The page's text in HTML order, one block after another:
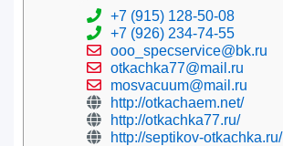
+7 (915) 128-50-08
+7 (926) 234-74-55
ooo_specservice@bk.ru
otkachka77@mail.ru
mosvacuum@mail.ru
http://otkachaem.net/
http://otkachka77.ru/
http://septikov-otkachka.ru/